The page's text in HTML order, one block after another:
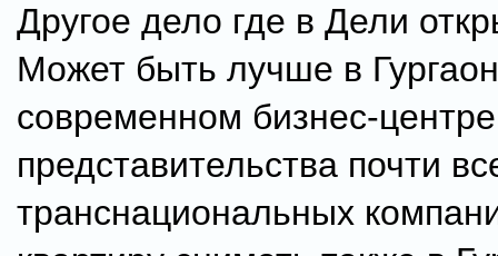
Другое дело где в Дели
Может быть лучше в
современном бизнес-центре
представительства почти
транснациональных